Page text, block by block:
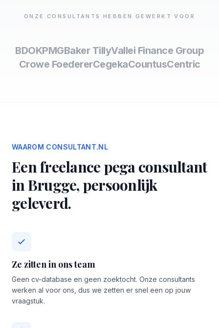
ONZE CONSULTANTS HEBBEN GEWERKT VOOR
BDOKPMGBaker TillyVallei Finance Group
Crowe FoedererCegekaCountusCentric
WAAROM CONSULTANT.NL
Een freelance pega consultant
in Brugge, persoonlijk
geleverd.
Ze zitten in ons team
Geen cv-database en geen zoektocht. Onze consultants
werken al voor ons, dus we zetten er snel een op jouw
vraagstuk.